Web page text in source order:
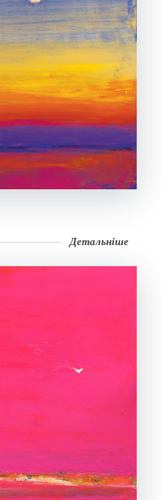
Детальніше